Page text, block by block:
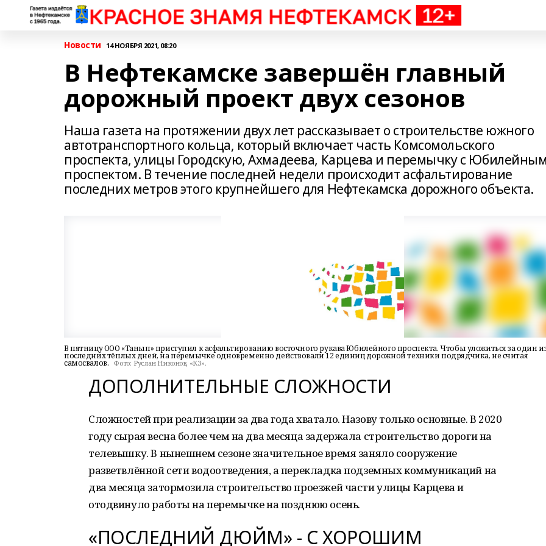
Новости 14 НОЯБРЯ 2021, 08:20
В Нефтекамске завершён главный
дорожный проект двух сезонов
Наша газета на протяжении двух лет рассказывает о строительстве южного
автотранспортного кольца, который включает часть Комсомольского
проспекта, улицы Городскую, Ахмадеева, Карцева и перемычку с
проспектом. В течение последней недели происходит асфальтирование
последних метров этого крупнейшего для Нефтекамска дорожного объекта.
В пятницу ООО «Танып» приступил к асфальтированию восточного рукава Юбилейного проспекта. Чтобы уложиться за один
последних тёплых дней, на перемычке одновременно действовали 12 единиц дорожной техники подрядчика, не считая
самосвалов. Фото: Руслан Никонов, «КЗ».
ДОПОЛНИТЕЛЬНЫЕ СЛОЖНОСТИ
Сложностей при реализации за два года хватало. Назову только основные. В 2020
году сырая весна более чем на два месяца задержала строительство дороги на
телевышку. В нынешнем сезоне значительное время заняло сооружение
разветвлённой сети водоотведения, а перекладка подземных коммуникаций на
два месяца затормозила строительство проезжей части улицы Карцева и
отодвинуло работы на перемычке на позднюю осень.
«ПОСЛЕДНИЙ ДЮЙМ» - С ХОРОШИМ